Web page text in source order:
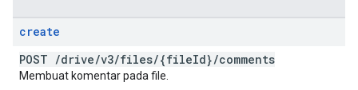
create
POST /drive/v3/files/{fileId}/comments
Membuat komentar pada file.